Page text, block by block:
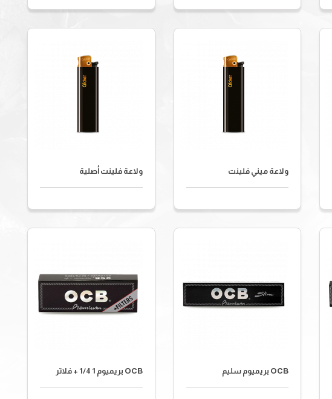
ولاعة ميني فلينت ولاعة فلينت أصلية
OCB بريميوم سليم OCB بريميوم 1 1/4 + فلاتر